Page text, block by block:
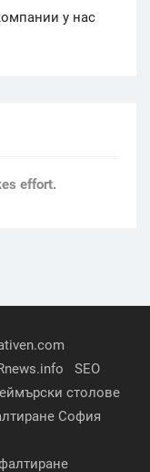
у нас
effort.
SEO
столове
София